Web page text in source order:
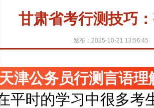
甘肃省考行测技巧
发布：2025-10-21 13:56:45
天津公务员行测言语理
平时的学习中很多考